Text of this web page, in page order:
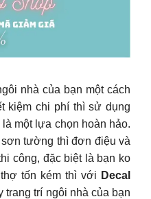
nhà của bạn một cách
kiệm chi phí thì sử dụng
là một lựa chọn hoàn hảo.
tường thì đơn điệu và
công, đặc biệt là bạn ko
tốn kém thì với Decal
trang trí ngôi nhà của bạn